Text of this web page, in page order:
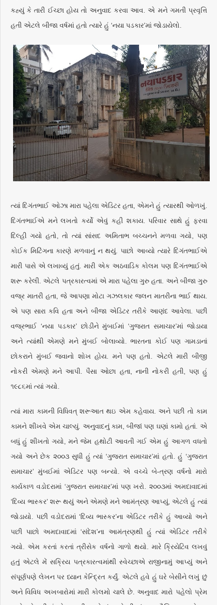
કહ્યું કે તારી ઈચ્છા હોય તો અનુવાદ કરવા આવ. એ મને ગમતી પ્રવૃત્તિ
હતી એટલે બીજા વર્ષમાં હતો ત્યારે હું ‘નયા પડકાર’માં જોડાયેલો.
ત્યાં દિગંતભાઈ ઓઝા મારા પહેલા એડિટર હતા, એમને હું ત્યારથી ઓળખું.
દિગંતભાઈએ મને લખતો કર્યો એવું કહી શકાય. પરિવાર સાથે હું ફરવા
દિલ્હી ગયો હતો, તો ત્યાં સાંસદ અમિતાભ બચ્ચનને મળવા ગયો, પણ
કોઈક મિટિંગના કારણે મળવાનું ન થયું. પાછો આવ્યો ત્યારે દિગંતભાઈએ
મારી પાસે એ લખાવ્યું હતું. મારી એક અઠવાડિક કોલમ પણ દિગંતભાઈએ
શરૂ કરેલી. એટલે પત્રકારત્વમાં એ મારા પહેલા ગુરુ હતા. અને બીજા ગુરુ
વજ્ર માતરી હતા, જે આપણા મોટા ગઝલકાર જલન માતરીના ભાઈ થાય.
એ પણ સારા કવિ હતા અને બીજા એડિટર તરીકે આણંદ આવેલા. પછી
વજ્રભાઈ ‘નયા પડકાર’ છોડીને મુંબઈમાં ‘ગુજરાત સમાચાર’માં જોડાયા
અને ત્યાંથી એમણે મને મુંબઈ બોલાવ્યો. ભારતના કોઈ પણ ગામડાનાં
છોકરાને મુંબઈ જવાનો શોખ હોય. મને પણ હતો. એટલે મારી બીજી
નોકરી એમણે મને આપી. પૈસા ઓછા હતા, નાની નોકરી હતી, પણ હું
૧૯૮૬માં ત્યાં ગયો.
ત્યાં મારા કામની વિધિવત્‌ શરૂઆત થઇ એમ કહેવાય. અને પછી તો કામ
કામને શીખવે એમ ચાલ્યું. અનુવાદનું કામ, બીજાં પણ ઘણાં કામો હતાં. એ
બધું હું શીખતો ગયો, મને જેમ હથોટી આવતી ગઈ એમ હું આગળ વધતો
ગયો અને છેક ૨૦૦૩ સુધી હું ત્યાં ‘ગુજરાત સમાચાર’માં હતો. હું ‘ગુજરાત
સમાચાર’ મુંબઈમાં એડિટર પણ બન્યો. એ વચ્ચે બે-ત્રણ વર્ષનો મારો
કાર્યકાળ વડોદરામાં ‘ગુજરાત સમાચાર’માં પણ ખરો. ૨૦૦૩માં અમદાવાદમાં
‘દિવ્ય ભાસ્કર’ શરૂ થયું અને એમણે મને આમંત્રણ આપ્યું, એટલે હું ત્યાં
જોડાયો. પછી વડોદરામાં ‘દિવ્ય ભાસ્કર’ના એડિટર તરીકે હું આવ્યો અને
પછી પાછો અમદાવાદમાં ‘સંદેશ’ના આમંત્રણથી હું ત્યાં એડિટર તરીકે
ગયો. એમ કરતાં કરતાં ત્રીસેક વર્ષનો ગાળો થયો. મારે ક્રિયેટિવ લખવું
હતું એટલે મેં સક્રિય પત્રકારત્વમાંથી સ્વેચ્છાએ રાજીનામું આપ્યું અને
સંપૂર્ણપણે લેખન પર ધ્યાન કેન્દ્રિત કર્યું. એટલે હવે હું ઘરે બેસીને લખું છું
અને વિવિધ અખબારોમાં મારી કોલમો ચાલે છે. અનુવાદ મારો પહેલો પ્રેમ